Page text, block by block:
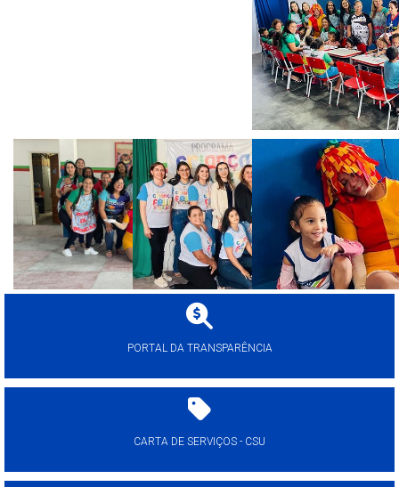
PORTAL DA TRANSPARÊNCIA
CARTA DE SERVIÇOS - CSU